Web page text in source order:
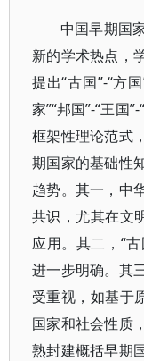
中国早期国
新的学术热点，
提出“古国”-“方
家”“邦国”-“王国
框架性理论范式
期国家的基础性
趋势。其一，中
共识，尤其在文
应用。其二，“
进一步明确。其
受重视，如基于
国家和社会性质
熟封建概括早期